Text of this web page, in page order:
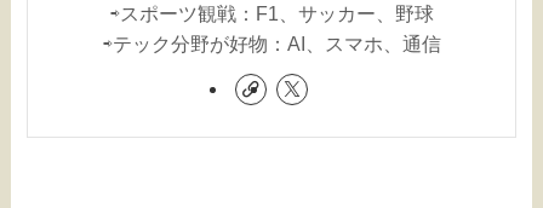
⇨スポーツ観戦：F1、サッカー、野球
⇨テック分野が好物：AI、スマホ、通信